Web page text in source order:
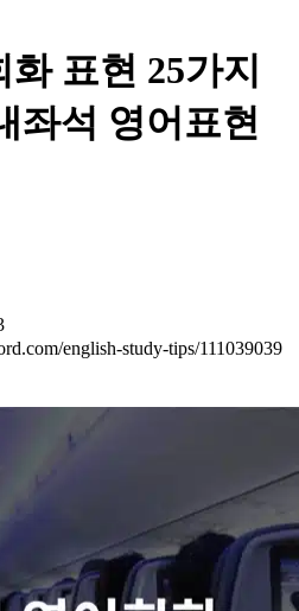
표현 25가지
좌석 영어표현
english-study-tips/111039039